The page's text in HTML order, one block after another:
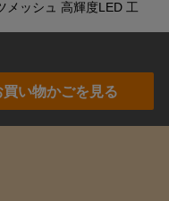
メッシュ 高輝度LED 工
買い物かごを見る